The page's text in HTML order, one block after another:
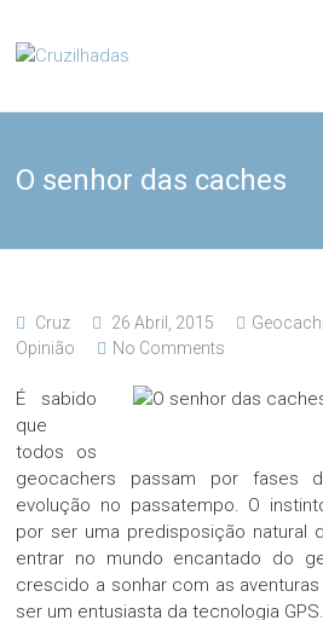
content
Cruzilhadas
O senhor das caches
Cruz 26 Abril, 2015
Opinião
No Comments
É sabido
que
todos os
geocachers passam por fases
evolução no passatempo. O
por ser uma predisposição natural
entrar no mundo encantado do
crescido a sonhar com as
ser um entusiasta da tecnologia